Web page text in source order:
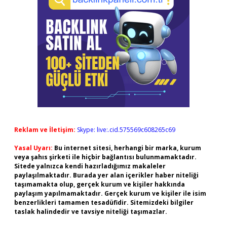
Reklam ve İletişim: Skype: live:.cid.575569c608265c69
Yasal Uyarı: Bu internet sitesi, herhangi bir marka, kurum
veya şahıs şirketi ile hiçbir bağlantısı bulunmamaktadır.
Sitede yalnızca kendi hazırladığımız makaleler
paylaşılmaktadır. Burada yer alan içerikler haber niteliği
taşımamakta olup, gerçek kurum ve kişiler hakkında
paylaşım yapılmamaktadır. Gerçek kurum ve kişiler ile isim
benzerlikleri tamamen tesadüfidir. Sitemizdeki bilgiler
taslak halindedir ve tavsiye niteliği taşımazlar.